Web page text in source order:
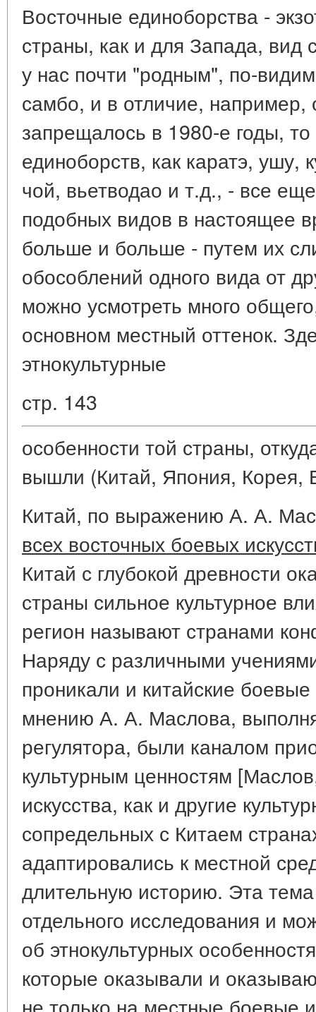
Восточные единоборства -
страны, как и для Запада, вид
у нас почти "родным", по-
самбо, и в отличие,
запрещалось в 1980-е годы,
единоборств, как каратэ, ушу,
чой, вьетводао и т.д., - все
подобных видов в настоящее
больше и больше - путем их
обособлений одного вида от
можно усмотреть много
основном местный оттенок.
этнокультурные
стр. 143
особенности той страны,
вышли (Китай, Япония, Корея,
Китай, по выражению А. А.
всех восточных боевых
Китай с глубокой древности
страны сильное культурное
регион называют странами
Наряду с различными
проникали и китайские боевые
мнению А. А. Маслова,
регулятора, были каналом
культурным ценностям
искусства, как и другие
сопредельных с Китаем
адаптировались к местной
длительную историю. Эта
отдельного исследования и
об этнокультурных
которые оказывали и
не только на местные боевые